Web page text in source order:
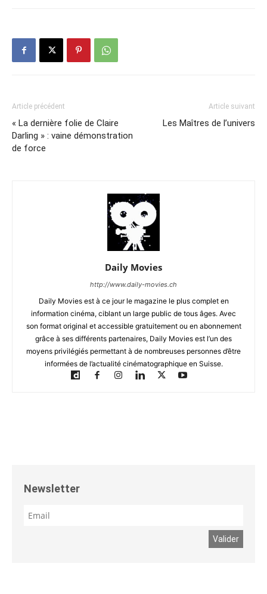
Article précédent
« La dernière folie de Claire
Darling » : vaine démonstration
de force
Article suivant
Les Maîtres de l’univers
Daily Movies
http://www.daily-movies.ch
Daily Movies est à ce jour le magazine le plus complet en
information cinéma, ciblant un large public de tous âges. Avec
son format original et accessible gratuitement ou en abonnement
grâce à ses différents partenaires, Daily Movies est l’un des
moyens privilégiés permettant à de nombreuses personnes d’être
informées de l’actualité cinématographique en Suisse.
Newsletter